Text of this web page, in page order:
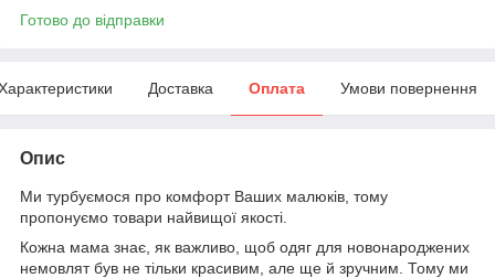
Готово до відправки
Доставка Оплата Умови повернення
Опис
Ми турбуємося про комфорт Ваших малюків, тому
пропонуємо товари найвищої якості.
Кожна мама знає, як важливо, щоб одяг для новонароджених
немовлят був не тільки красивим, але ще й зручним. Тому ми